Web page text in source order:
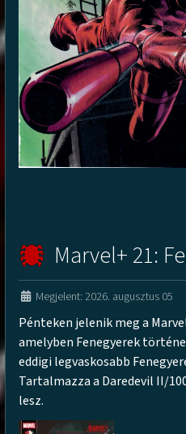
Marvel+ 21:
Megjelent: 2026. augusztus 05
Pénteken jelenik meg a
amelyben Fenegyerek
eddigi legvaskosabb
Tartalmazza a Daredevil II/
lesz.